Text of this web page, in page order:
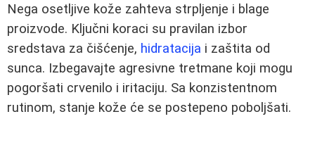
Nega osetljive kože zahteva strpljenje i blage
proizvode. Ključni koraci su pravilan izbor
sredstava za čišćenje, hidratacija i zaštita od
sunca. Izbegavajte agresivne tretmane koji mogu
pogoršati crvenilo i iritaciju. Sa konzistentnom
rutinom, stanje kože će se postepeno poboljšati.